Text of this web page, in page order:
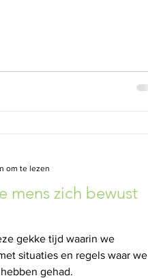
mens zich bewust
gekke tijd waarin we
situaties en regels waar we
gehad.
om te lezen